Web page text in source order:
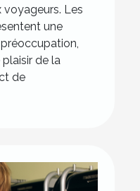
Les
une
de la
de